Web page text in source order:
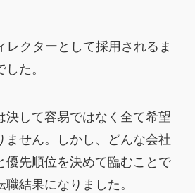
レクターとして採用されるま
た。
決して容易ではなく全て希望
ません。しかし、どんな会社
優先順位を決めて臨むことで
結果になりました。